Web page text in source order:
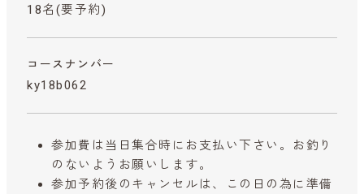
18名(要予約)
コースナンバー
ky18b062
参加費は当日集合時にお支払い下さい。お釣り
のないようお願いします。
参加予約後のキャンセルは、この日の為に準備